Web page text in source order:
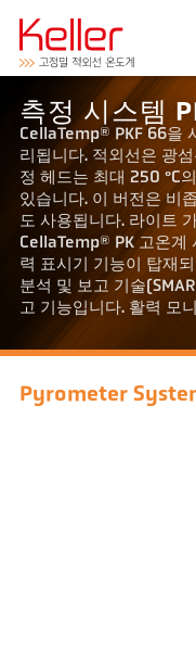
측정 시스템
CellaTemp® PKF 66을
리됩니다. 적외선은 광
정 헤드는 최대 250 °C
있습니다. 이 버전은 비
도 사용됩니다. 라이트
CellaTemp® PK 고온계
력 표시기 기능이 탑재
분석 및 보고 기술
고 기능입니다. 활력 모니
Pyrometer